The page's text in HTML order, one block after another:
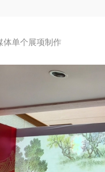
体单个展项制作